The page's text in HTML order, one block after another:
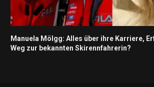
Manuela Mölgg: Alles über ihre Karriere,
Weg zur bekannten Skirennfahrerin?